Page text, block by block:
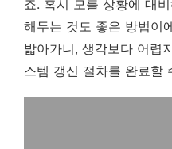
죠. 혹시 모를 상황에 대
해두는 것도 좋은 방법이
밟아가니, 생각보다 어렵
스템 갱신 절차를 완료할